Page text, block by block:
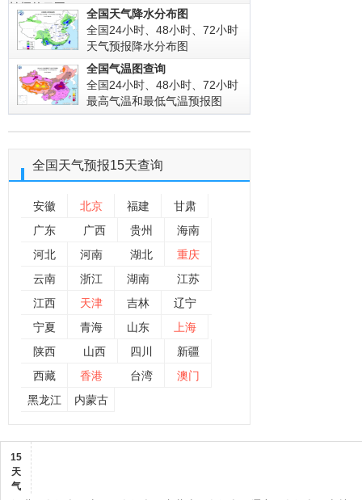
拍摄的云图!
全国天气降水分布图
全国24小时、48小时、72小时
天气预报降水分布图
全国气温图查询
全国24小时、48小时、72小时
最高气温和最低气温预报图
全国 天气预报15天查询
安徽 北京 福建
甘肃
广东
广西 贵州
海南
河北
河南 湖北
重庆
云南
浙江 湖南
江苏
江西
天津 吉林
辽宁
宁夏
青海 山东
上海
陕西
山西 四川
新疆
西藏
香港 台湾
澳门
黑龙江
内蒙古
15
天
气